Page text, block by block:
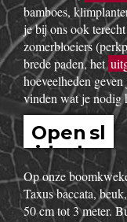
bamboes,
je bij ons ook
zomerbloeiers
brede paden, het
hoeveelheden
vinden wat je nodig
Open sl
idesho
w
Op onze
Taxus baccata,
50 cm tot 3 meter.